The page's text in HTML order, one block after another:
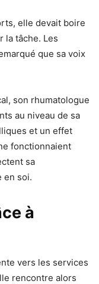
elle devait boire
la tâche. Les
que sa voix
son rhumatologue
au niveau de sa
et un effet
fonctionnaient
sa
en soi.
à
vers les services
rencontre alors